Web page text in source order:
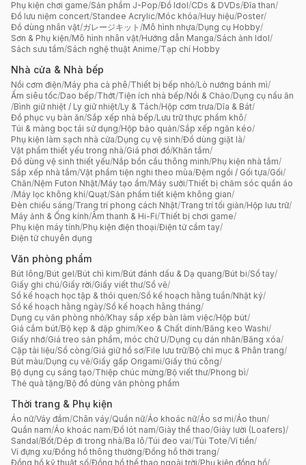
Phụ kiện chơi game/Sản phẩm J-Pop/Đồ Idol/CDs & DVDs/Đĩa than/
Đồ lưu niệm concert/Standee Acrylic/Móc khóa/Huy hiệu/Poster/
Đồ dùng nhân vật/ガレージキット /Mô hình nhựa/Dụng cụ Hobby/
Sơn & Phụ kiện/Mô hình nhân vật/Hướng dẫn Manga/Sách ảnh Idol/
Sách sưu tầm/Sách nghệ thuật Anime/Tạp chí Hobby
Nhà cửa & Nhà bếp
Nồi cơm điện/Máy pha cà phê/Thiết bị bếp nhỏ/Lò nướng bánh mì/
Ấm siêu tốc/Dao bếp/Thớt/Tiện ích nhà bếp/Nồi & Chảo/Dụng cụ nấu ăn
/Bình giữ nhiệt / Ly giữ nhiệt/Ly & Tách/Hộp cơm trưa/Dĩa & Bát/
Đồ phục vụ bàn ăn/Sắp xếp nhà bếp/Lưu trữ thực phẩm khô/
Túi & màng bọc tái sử dụng/Hộp bảo quản/Sắp xếp ngăn kéo/
Phụ kiện làm sạch nhà cửa/Dụng cụ vệ sinh/Đồ dùng giặt là/
Vật phẩm thiết yếu trong nhà/Giá phơi đồ/Khăn tắm/
Đồ dùng vệ sinh thiết yếu/Nắp bồn cầu thông minh/Phụ kiện nhà tắm/
Sắp xếp nhà tắm/Vật phẩm tiện nghi theo mùa/Đệm ngồi / Gối tựa/Gối/
Chăn/Nệm Futon Nhật/Máy tạo ẩm/Máy sưởi/Thiết bị chăm sóc quần áo
/Máy lọc không khí/Quạt/Sản phẩm tiết kiệm không gian/
Đèn chiếu sáng/Trang trí phong cách Nhật/Trang trí tối giản/Hộp lưu trữ/
Máy ảnh & Ống kính/Âm thanh & Hi-Fi/Thiết bị chơi game/
Phụ kiện máy tính/Phụ kiện điện thoại/Điện tử cầm tay/
Điện tử chuyên dụng
Văn phòng phẩm
Bút lông/Bút gel/Bút chì kim/Bút đánh dấu & Dạ quang/Bút bi/Sổ tay/
Giấy ghi chú/Giấy rời/Giấy viết thư/Sổ vẽ/
Sổ kế hoạch học tập & thói quen/Sổ kế hoạch hằng tuần/Nhật ký/
Sổ kế hoạch hằng ngày/Sổ kế hoạch hằng tháng/
Dụng cụ văn phòng nhỏ/Khay sắp xếp bàn làm việc/Hộp bút/
Giá cắm bút/Bộ kẹp & dập ghim/Keo & Chất dính/Băng keo Washi/
Giấy nhớ/Giá treo sản phẩm, móc chữ U/Dụng cụ dán nhãn/Băng xóa/
Cặp tài liệu/Sổ còng/Giá giữ hồ sơ/File lưu trữ/Bộ chỉ mục & Phân trang/
Bút màu/Dụng cụ vẽ/Giấy gấp Origami/Giấy thủ công/
Bộ dụng cụ sáng tạo/Thiệp chúc mừng/Bộ viết thư/Phong bì/
Thẻ quà tặng/Bộ đồ dùng văn phòng phẩm
Thời trang & Phụ kiện
Áo nữ/Váy đầm/Chân váy/Quần nữ/Áo khoác nữ/Áo sơ mi/Áo thun/
Quần nam/Áo khoác nam/Đồ lót nam/Giày thể thao/Giày lười (Loafers)/
Sandal/Bốt/Dép đi trong nhà/Ba lô/Túi đeo vai/Túi Tote/Ví tiền/
Ví đựng xu/Đồng hồ thông thường/Đồng hồ thời trang/
Đồng hồ kỹ thuật số/Đồng hồ thể thao ngoài trời/Phụ kiện đồng hồ/